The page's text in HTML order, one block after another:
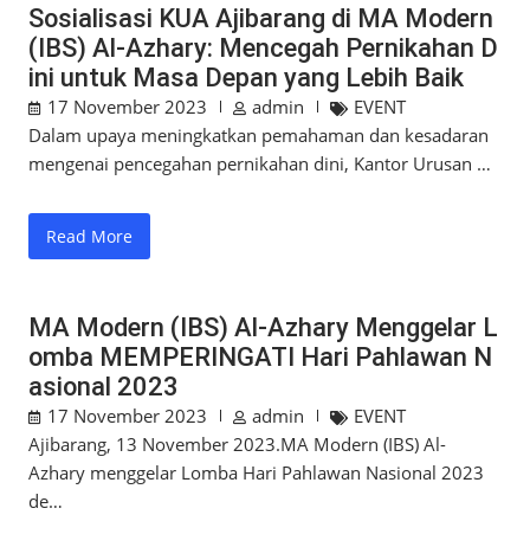
Sosialisasi KUA Ajibarang di MA Modern
(IBS) Al-Azhary: Mencegah Pernikahan D
ini untuk Masa Depan yang Lebih Baik
17 November 2023 admin
EVENT
Dalam upaya meningkatkan pemahaman dan kesadaran
mengenai pencegahan pernikahan dini, Kantor Urusan …
Read More
MA Modern (IBS) Al-Azhary Menggelar L
omba MEMPERINGATI Hari Pahlawan N
asional 2023
17 November 2023 admin
EVENT
Ajibarang, 13 November 2023.MA Modern (IBS) Al-
Azhary menggelar Lomba Hari Pahlawan Nasional 2023
de…